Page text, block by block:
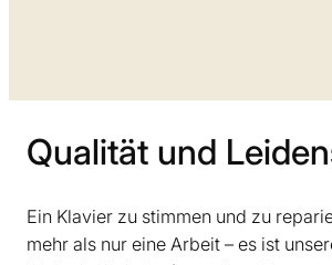
Qualität und
Ein Klavier zu stimmen und zu
mehr als nur eine Arbeit – es ist